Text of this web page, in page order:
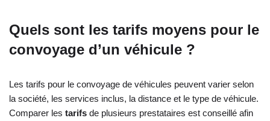
Quels sont les tarifs moyens pour le
convoyage d’un véhicule ?
Les tarifs pour le convoyage de véhicules peuvent varier selon
la société, les services inclus, la distance et le type de véhicule.
Comparer les tarifs de plusieurs prestataires est conseillé afin